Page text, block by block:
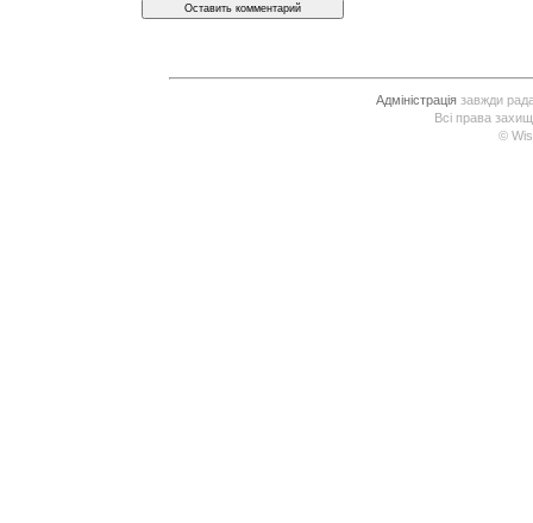
Адміністраціязавжди рада
Всі права
©